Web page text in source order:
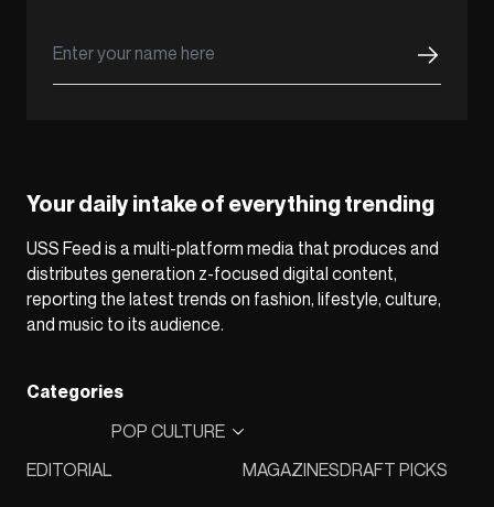
Your daily intake of everything trending
USS Feed is a multi-platform media that produces and
distributes generation z-focused digital content,
reporting the latest trends on fashion, lifestyle, culture,
and music to its audience.
Categories
EDITORIAL
POP CULTURE
MAGAZINESDRAFT PICKS